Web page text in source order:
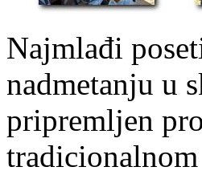
Najmlađi
nadmetanju u
pripremljen